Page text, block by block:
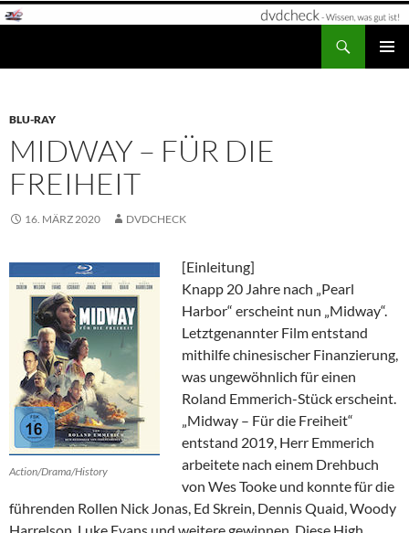
Zum
BLU-RAY
MIDWAY – FÜR DIE
FREIHEIT
16. MÄRZ 2020 DVDCHECK
Action/Drama/History
[Einleitung]
Knapp 20 Jahre nach „Pearl
Harbor“ erscheint nun „Midway“.
Letztgenannter Film entstand
mithilfe chinesischer Finanzierung,
was ungewöhnlich für einen
Roland Emmerich-Stück erscheint.
„Midway – Für die Freiheit“
entstand 2019, Herr Emmerich
arbeitete nach einem Drehbuch
von Wes Tooke und konnte für die
führenden Rollen Nick Jonas, Ed Skrein, Dennis Quaid, Woody